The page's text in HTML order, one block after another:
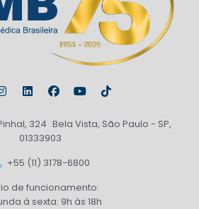
324 Bela Vista, São Paulo - SP,
01333903
+55 (11) 3178-6800
de funcionamento:
à sexta: 9h às 18h